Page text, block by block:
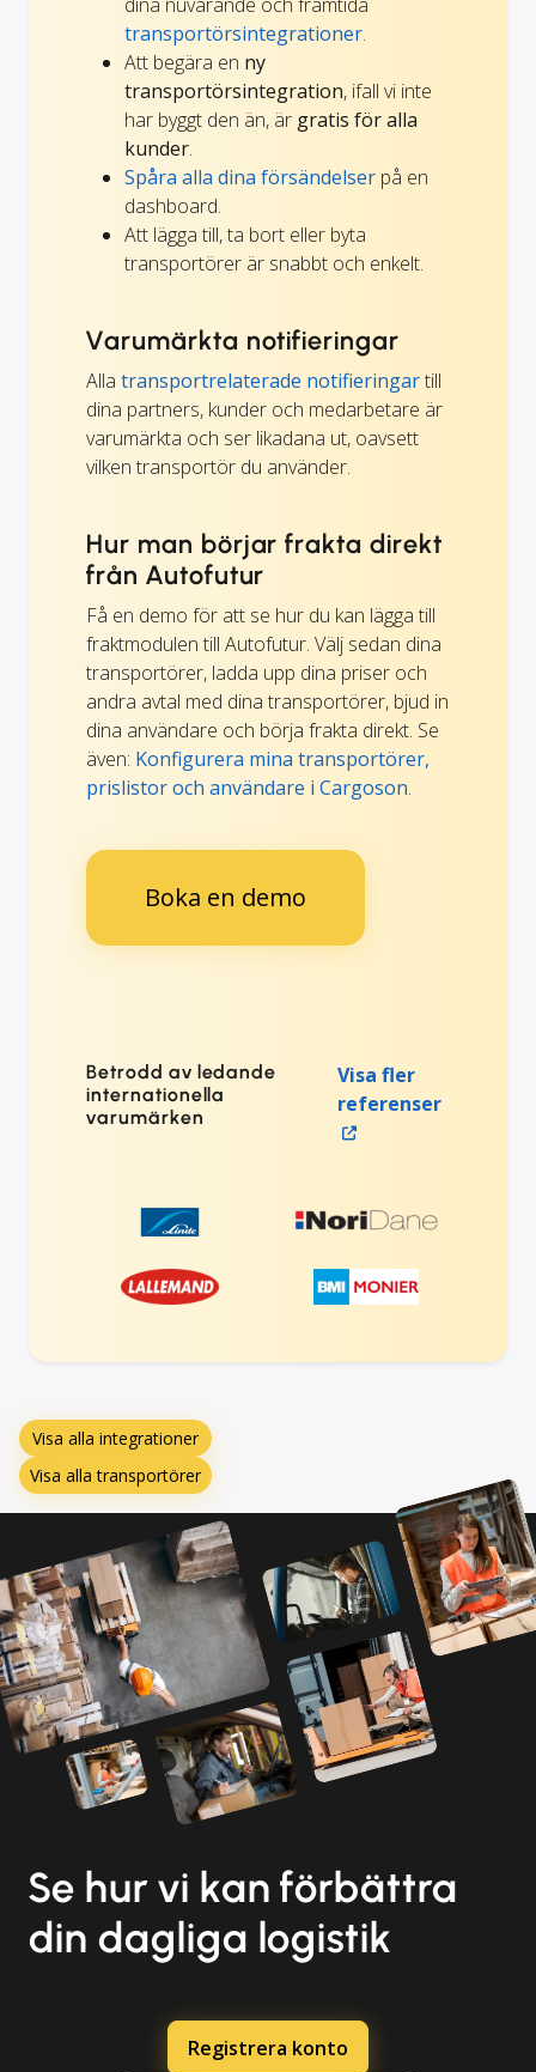
transportörsintegrationer.
Att begära en ny
transportörsintegration, ifall vi inte
har byggt den än, är gratis för alla
kunder.
Spåra alla dina försändelser på en
dashboard.
Att lägga till, ta bort eller byta
transportörer är snabbt och enkelt.
Varumärkta notifieringar
Alla transportrelaterade notifieringartill
dina partners, kunder och medarbetare är
varumärkta och ser likadana ut, oavsett
vilken transportör du använder.
Hur man börjar frakta direkt
från Autofutur
Få en demo för att se hur du kan lägga till
fraktmodulen till Autofutur. Välj sedan dina
transportörer, ladda upp dina priser och
andra avtal med dina transportörer, bjud in
dina användare och börja frakta direkt. Se
även: Konfigurera mina transportörer,
prislistor och användare i Cargoson.
Boka en demo
Betrodd av ledande
internationella
varumärken
Visa fler
referenser
Visa alla integrationer
Visa alla transportörer
Se hur vi kan förbättra
din dagliga logistik
Registrera konto